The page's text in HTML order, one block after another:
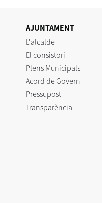
AJUNTAMENT
L'alcalde
El consistori
Plens Municipals
Acord de Govern
Pressupost
Transparència